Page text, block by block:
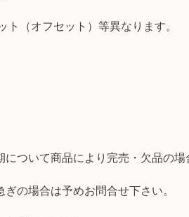
（オフセット）等異なります。
ついて商品により完売・欠品の場
の場合は予めお問合せ下さい。